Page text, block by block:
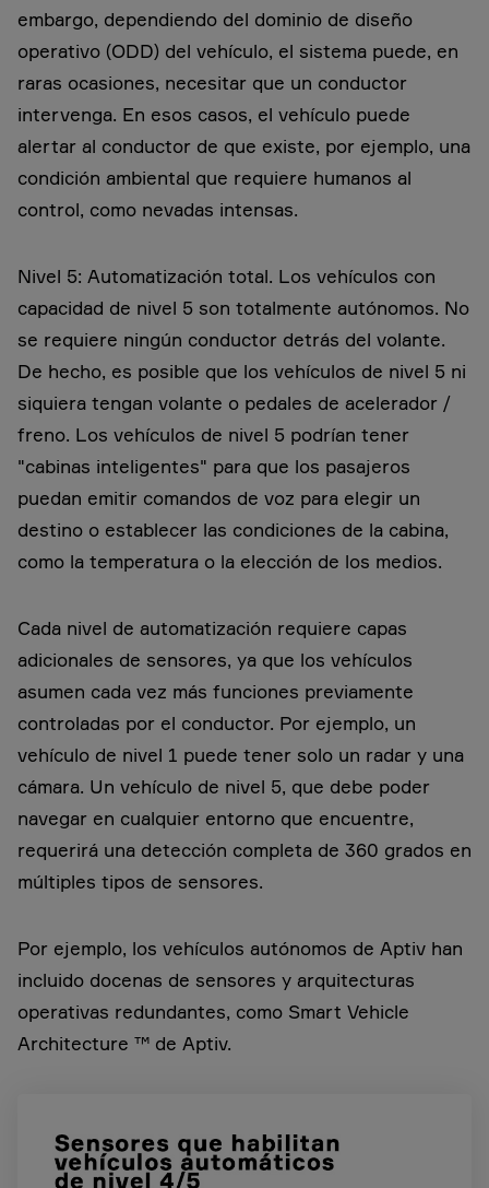
embargo, dependiendo del dominio de diseño
operativo (ODD) del vehículo, el sistema puede, en
raras ocasiones, necesitar que un conductor
intervenga. En esos casos, el vehículo puede
alertar al conductor de que existe, por ejemplo, una
condición ambiental que requiere humanos al
control, como nevadas intensas.
Nivel 5: Automatización total. Los vehículos con
capacidad de nivel 5 son totalmente autónomos. No
se requiere ningún conductor detrás del volante.
De hecho, es posible que los vehículos de nivel 5 ni
siquiera tengan volante o pedales de acelerador /
freno. Los vehículos de nivel 5 podrían tener
"cabinas inteligentes" para que los pasajeros
puedan emitir comandos de voz para elegir un
destino o establecer las condiciones de la cabina,
como la temperatura o la elección de los medios.
Cada nivel de automatización requiere capas
adicionales de sensores, ya que los vehículos
asumen cada vez más funciones previamente
controladas por el conductor. Por ejemplo, un
vehículo de nivel 1 puede tener solo un radar y una
cámara. Un vehículo de nivel 5, que debe poder
navegar en cualquier entorno que encuentre,
requerirá una detección completa de 360 grados en
múltiples tipos de sensores.
Por ejemplo, los vehículos autónomos de Aptiv han
incluido docenas de sensores y arquitecturas
operativas redundantes, como Smart Vehicle
Architecture ™ de Aptiv.